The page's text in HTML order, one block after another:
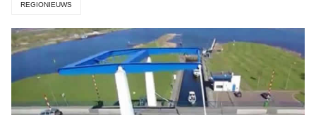
REGIONIEUWS